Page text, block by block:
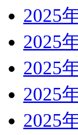
2025
2025
2025
2025
2025